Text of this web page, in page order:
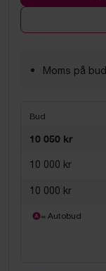
Moms på bud
Bud
10 050 kr
10 000 kr
10 000 kr
= Autobud